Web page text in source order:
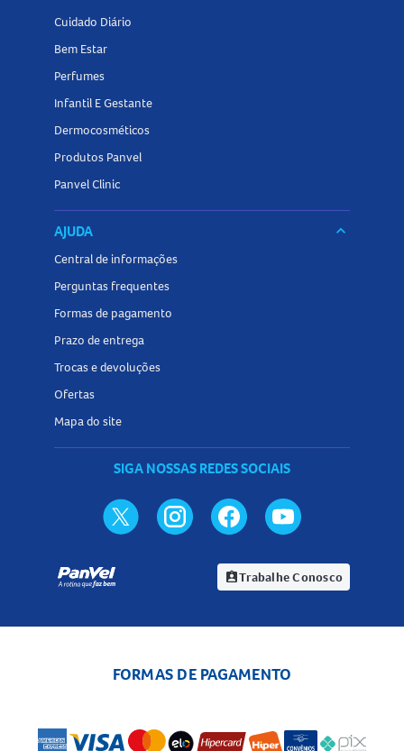
Cuidado Diário
Bem Estar
Perfumes
Infantil E Gestante
Dermocosméticos
Produtos Panvel
Panvel Clinic
AJUDA keyboard_arrow_down
Central de informações
Perguntas frequentes
Formas de pagamento
Prazo de entrega
Trocas e devoluções
Ofertas
Mapa do site
SIGA NOSSAS REDES SOCIAIS
assignment_indTrabalhe Conosco
FORMAS DE PAGAMENTO